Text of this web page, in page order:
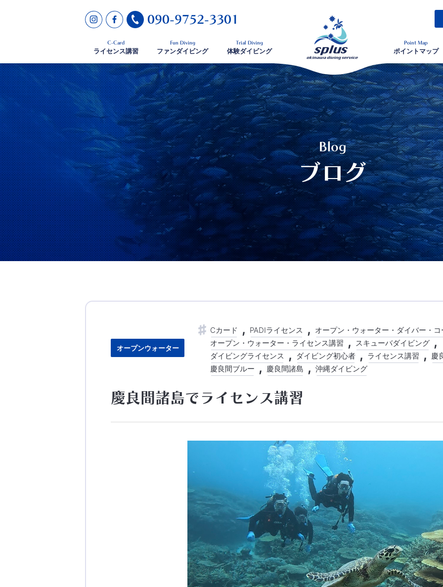
090-9752-3301
C-Card
ライセンス講習
Fun Diving
ファンダイビング
Trial Diving
体験ダイビング
Point Map
ポイントマップ
Blog
ブログ
オープンウォーター
Cカード PADIライセンス
オープン・ウォーター・ダイバー・コ
オープン・ウォーター・ライセンス講習
スキューバダイビング
ダイビングライセンス
ダイビング初心者 ライセンス講習
慶
慶良間ブルー
慶良間諸島 沖縄ダイビング
慶良間諸島でライセンス講習